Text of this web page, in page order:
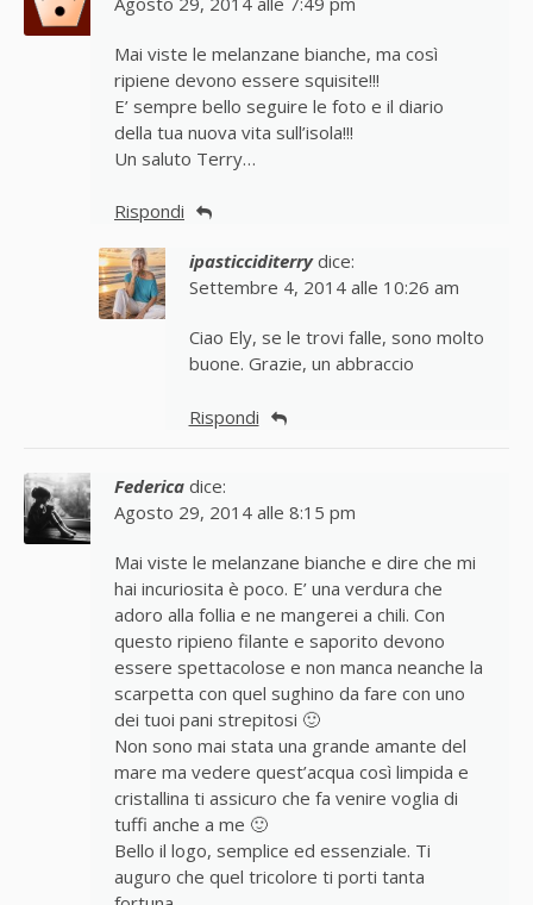
Mai viste le melanzane bianche, ma così
ripiene devono essere squisite!!!
E’ sempre bello seguire le foto e il diario
della tua nuova vita sull’isola!!!
Un saluto Terry…
Rispondi
ipasticciditerry dice:
Settembre 4, 2014 alle 10:26 am
Ciao Ely, se le trovi falle, sono molto
buone. Grazie, un abbraccio
Rispondi
Federica dice:
Agosto 29, 2014 alle 8:15 pm
Mai viste le melanzane bianche e dire che mi
hai incuriosita è poco. E’ una verdura che
adoro alla follia e ne mangerei a chili. Con
questo ripieno filante e saporito devono
essere spettacolose e non manca neanche la
scarpetta con quel sughino da fare con uno
dei tuoi pani strepitosi 🙂
Non sono mai stata una grande amante del
mare ma vedere quest’acqua così limpida e
cristallina ti assicuro che fa venire voglia di
tuffi anche a me 🙂
Bello il logo, semplice ed essenziale. Ti
auguro che quel tricolore ti porti tanta